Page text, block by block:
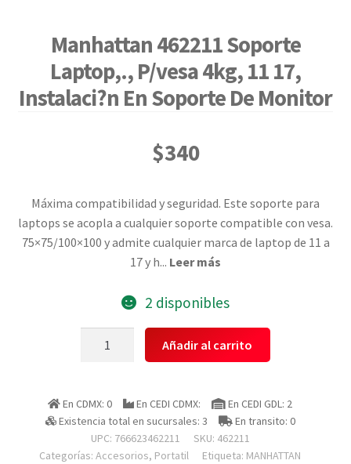
Manhattan 462211 Soporte
Laptop,., P/vesa 4kg, 11 17,
Instalaci?n En Soporte De Monitor
$340
Máxima compatibilidad y seguridad. Este soporte para
laptops se acopla a cualquier soporte compatible con vesa.
75×75/100×100 y admite cualquier marca de laptop de 11 a
17 y h... Leer más
2 disponibles
Laptop,.,
P/vesa
4kg,
11
Añadir al carrito
En CDMX: 0 En CEDI CDMX:
En CEDI GDL: 2
Existencia total en sucursales: 3
En transito: 0
UPC: 766623462211
SKU: 462211
Categorías: Accesorios, Portatil Etiqueta: MANHATTAN